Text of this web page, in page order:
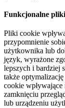
Funkcjonalne pliki
Pliki cookie
przypomnienie
użytkownika lub
język, wyrażone
lepszych i bardziej
także
cookie
zamknięciu
lub urządzeniu